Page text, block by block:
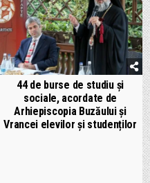
44 de burse de studiu și
sociale, acordate de
Arhiepiscopia Buzăului și
Vrancei elevilor și studenților